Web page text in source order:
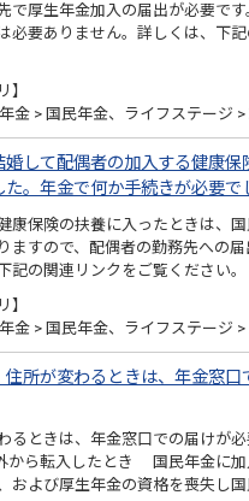
で厚生年金加入の届出が必要で
必要ありません。詳しくは、下
】
金 > 国民年金、ライフステージ
婚して配偶者の加入する健康
た。年金で何か手続きが必要で
康保険の扶養に入ったときは、
ますので、配偶者の勤務先への
記の関連リンクをご覧ください。
】
金 > 国民年金、ライフステージ
住所が変わるときは、年金窓
るときは、年金窓口での届けが
から転入したとき 国民年金に加
および厚生年金の資格を喪失し